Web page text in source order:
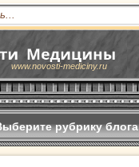
www.novosti-mediciny.ru
рубрику блога